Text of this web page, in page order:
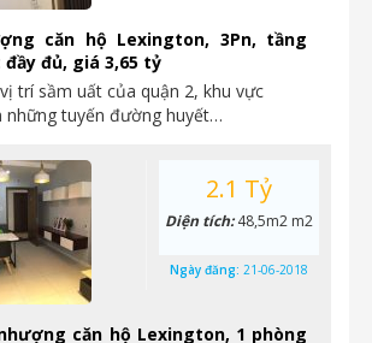
căn hộ Lexington, 3Pn, tầng
đủ, giá 3,65 tỷ
trí sầm uất của quận 2, khu vực
những tuyến đường huyết…
căn hộ Lexington, 1 phòng
2.1 Tỷ
Diện tích:48,5m2 m2
Ngày đăng: 21-06-2018